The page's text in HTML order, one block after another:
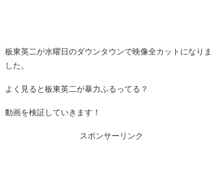
板東英二が水曜日のダウンタウンで映像全カットになりま
した。
よく見ると板東英二が暴力ふるってる？
動画を検証していきます！
スポンサーリンク